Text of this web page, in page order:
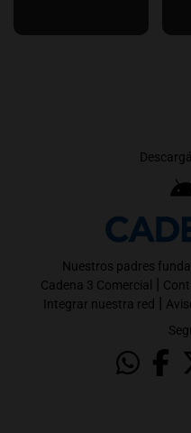
Nuestros padres
Cadena 3 Comercial |
Integrar nuestra red |